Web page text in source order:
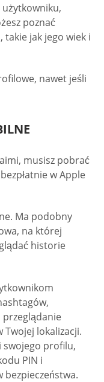
użytkowniku,
poznać
jak jego wiek i
nawet jeśli
musisz pobrać
w Apple
Ma podobny
na której
historie
Twojej lokalizacji.
swojego profilu,
PIN i
bezpieczeństwa.